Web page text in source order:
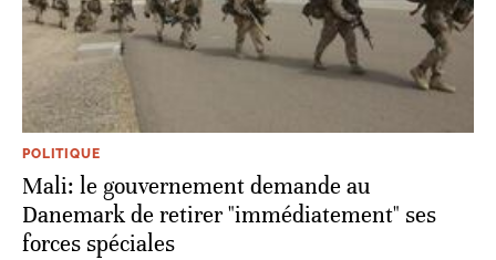
POLITIQUE
Mali: le gouvernement demande au
Danemark de retirer "immédiatement" ses
forces spéciales